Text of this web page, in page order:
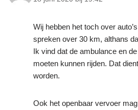
Wij hebben het toch over
spreken over 30 km, althans
Ik vind dat de ambulance en
moeten kunnen rijden. Dat
worden.
Ook het openbaar vervoer